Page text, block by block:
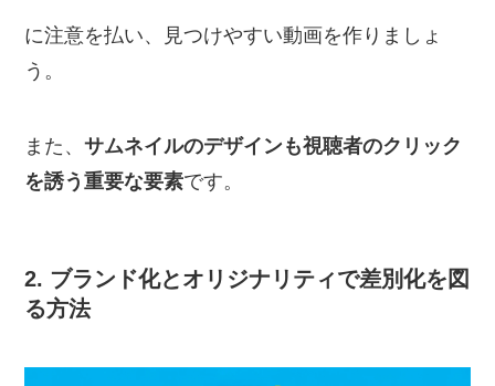
に注意を払い、見つけやすい動画を作りましょ
う。
また、サムネイルのデザインも視聴者のクリック
を誘う重要な要素です。
2. ブランド化とオリジナリティで差別化を図
る方法